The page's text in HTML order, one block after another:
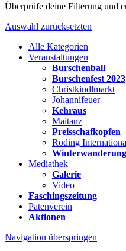
Überprüfe deine Filterung und
Auswahl zurücksetzten
Alle Kategorien
Veranstaltungen
Burschenball
Burschenfest 2023
Christkindlmarkt
Johannifeuer
Kehraus
Maitanz
Preisschafkopfen
Roding
Winterwanderung
Mediathek
Galerie
Video
Faschingszeitung
Patenverein
Aktionen
Navigation überspringen